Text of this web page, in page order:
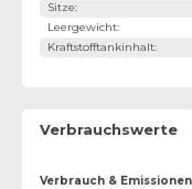
Sitze:
Leergewicht:
Kraftstofftankinhalt:
Verbrauchswerte
Verbrauch & Emissionen